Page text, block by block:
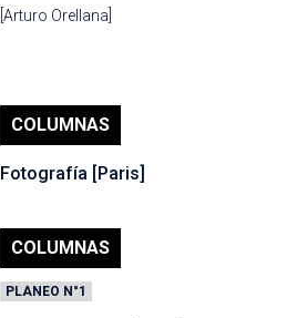
[Arturo Orellana]
COLUMNAS
Fotografía [Paris]
COLUMNAS
PLANEO N°1